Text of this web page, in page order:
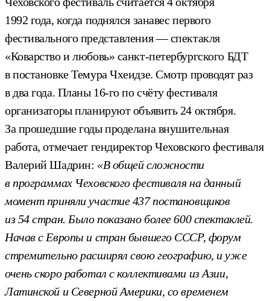
1992 года, когда поднялся занавес первого
фестивального представления — спектакля
«Коварство и любовь» санкт-петербургского БДТ
в постановке Темура Чхеидзе. Смотр проводят раз
в два года. Планы 16-го по счёту фестиваля
организаторы планируют объявить 24 октября.
За прошедшие годы проделана внушительная
работа, отмечает гендиректор Чеховского фестиваля
Валерий Шадрин: «В общей сложности
в программах Чеховского фестиваля на данный
момент приняли участие 437 постановщиков
из 54 стран. Было показано более 600 спектаклей.
Начав с Европы и стран бывшего СССР, форум
стремительно расширял свою географию, и уже
очень скоро работал с коллективами из Азии,
Латинской и Северной Америки, со временем